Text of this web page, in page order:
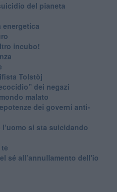
del pianeta
incubo!
Tolstòj
dei negazi
malato
dei governi anti-
si sta suicidando
sé all’annullamento dell'io